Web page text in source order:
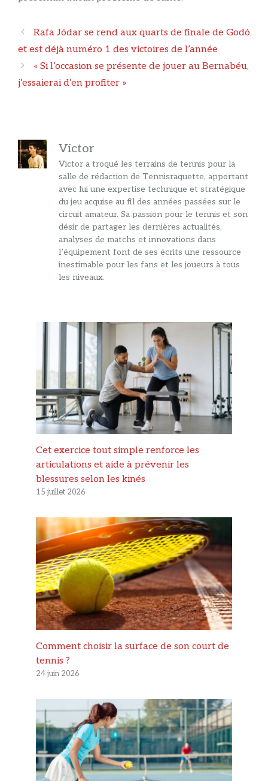
Navigation
des
articles
Rafa Jódar se rend aux quarts de finale de Godó
et est déjà numéro 1 des victoires de l’année
« Si l’occasion se présente de jouer au Bernabéu,
j’essaierai d’en profiter »
Victor
Victor a troqué les terrains de tennis pour la
salle de rédaction de Tennisraquette, apportant
avec lui une expertise technique et stratégique
du jeu acquise au fil des années passées sur le
circuit amateur. Sa passion pour le tennis et son
désir de partager les dernières actualités,
analyses de matchs et innovations dans
l’équipement font de ses écrits une ressource
inestimable pour les fans et les joueurs à tous
les niveaux.
Cet exercice tout simple renforce les
articulations et aide à prévenir les
blessures selon les kinés
15 juillet 2026
Comment choisir la surface de son court de
tennis ?
24 juin 2026